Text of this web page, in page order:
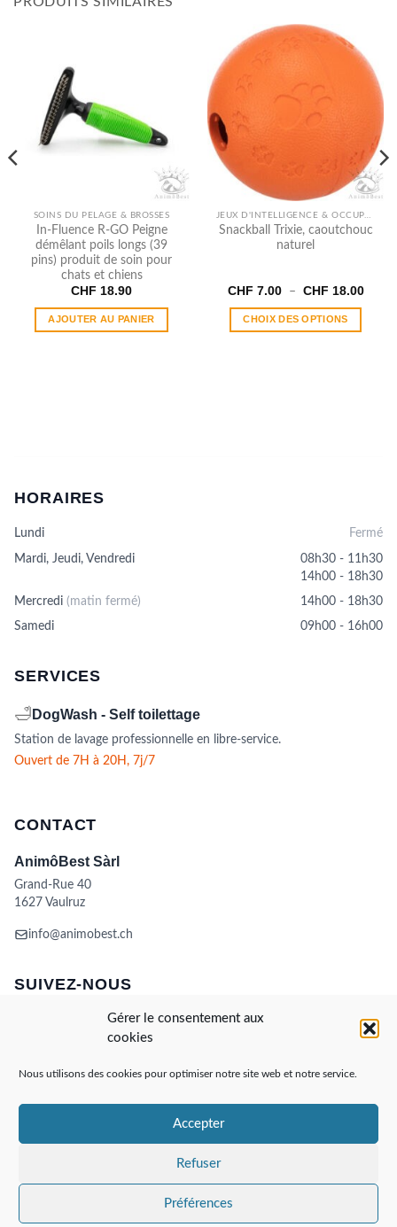
Gérer le consentement aux
cookies
Nous utilisons des cookies pour optimiser notre site web et notre service.
Accepter
Refuser
Préférences
SOINS DU PELAGE & BROSSES
In​-​Fluence R​-​GO Peigne
démêlant poils longs (39
pins) produit de soin pour
chats et chiens
CHF 18.90
AJOUTER AU PANIER
JEUX D'INTELLIGENCE & OCCUPATION
Snackball Trixie, caoutchouc
naturel
CHF 7.00 – CHF 18.00Plage
CHOIX DES OPTIONS
page
du
HORAIRES
Lundi Fermé
Mardi, Jeudi, Vendredi
08h30 - 11h30
14h00 - 18h30
Mercredi (matin fermé)
14h00 - 18h30
Samedi
09h00 - 16h00
SERVICES
🛁 DogWash - Self toilettage
Station de lavage professionnelle en libre-service.
Ouvert de 7H à 20H, 7j/7
CONTACT
AnimôBest Sàrl
Grand-Rue 40
1627 Vaulruz
info@animobest.ch
SUIVEZ-NOUS
Card
POLITIQUE DE COOKIES
Copyright 2026 ©AnimôBest Sàrl